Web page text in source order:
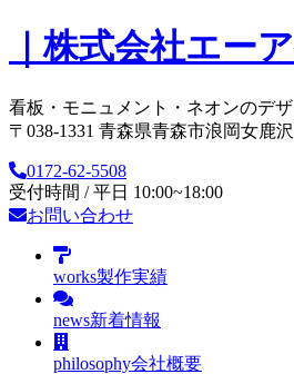
｜株式会社エー
看板・モニュメント・ネオンのデ
〒038-1331 青森県青森市浪岡女鹿
0172-62-5508
受付時間 / 平日 10:00~18:00
お問い合わせ
works製作実績
news新着情報
philosophy会社概要